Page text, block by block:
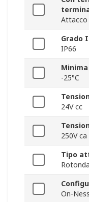
Attacco
Grado
IP66
-25°C
24V cc
250V ca
Tipo
Rotonda
On-